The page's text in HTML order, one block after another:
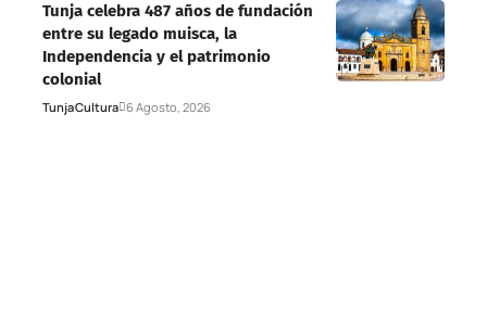
Tunja celebra 487 años de fundación
entre su legado muisca, la
Independencia y el patrimonio
colonial
TunjaCultura 6 Agosto, 2026